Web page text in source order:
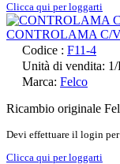
Clicca qui per loggarti
CONTROLAMA C/
Codice : F11-4
Unità di vendita: 1/
Marca: Felco
Ricambio originale
Devi effettuare il login
Clicca qui per loggarti